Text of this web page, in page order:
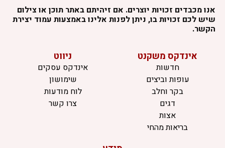
אנו מכבדים זכויות יוצרים. אם זיהיתם באתר תוכן או צילום
שיש לכם זכויות בו, ניתן לפנות אלינו באמצעות עמוד יצירת
הקשר.
אינדקס משקנט
חדשות
עופות וביצים
בקר וחלב
דגים
אצות
בריאות מהחי
ניווט
אינדקס עסקים
שימושון
לוח מודעות
צרו קשר